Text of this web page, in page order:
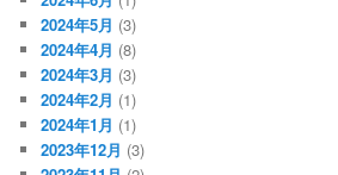
2024年5月 (3)
2024年4月 (8)
2024年3月 (3)
2024年2月 (1)
2024年1月 (1)
2023年12月 (3)